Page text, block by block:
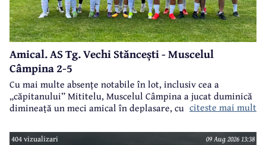
Amical. AS Tg. Vechi Stăncești - Muscelul
Câmpina 2-5
Cu mai multe absențe notabile în lot, inclusiv cea a
„căpitanului” Mititelu, Muscelul Câmpina a jucat duminică
dimineață un meci amical în deplasare, cu formația AS Tg.
citeste mai mult
404 vizualizari 09 Aug 2026 13:38